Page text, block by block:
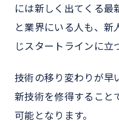
には新しく出てくる最
と業界にいる人も、新
じスタートラインに立
技術の移り変わりが早
新技術を修得すること
可能となります。